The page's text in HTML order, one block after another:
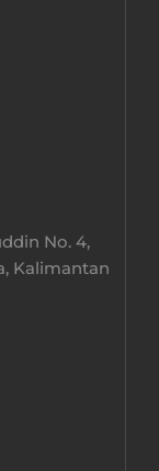
No. 4,
Kalimantan